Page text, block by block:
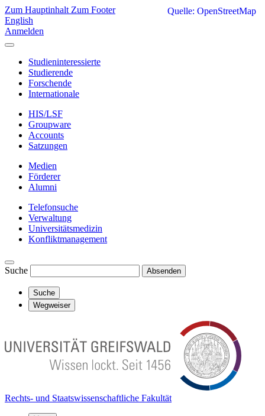
Zum Hauptinhalt Zum Footer
English
Anmelden
Studieninteressierte
Studierende
Forschende
Internationale
HIS/LSF
Groupware
Accounts
Satzungen
Medien
Förderer
Alumni
Telefonsuche
Verwaltung
Universitätsmedizin
Konfliktmanagement
Suche Absenden
Suche
Wegweiser
Rechts- und Staatswissenschaftliche Fakultät
Quelle: OpenStreetMap